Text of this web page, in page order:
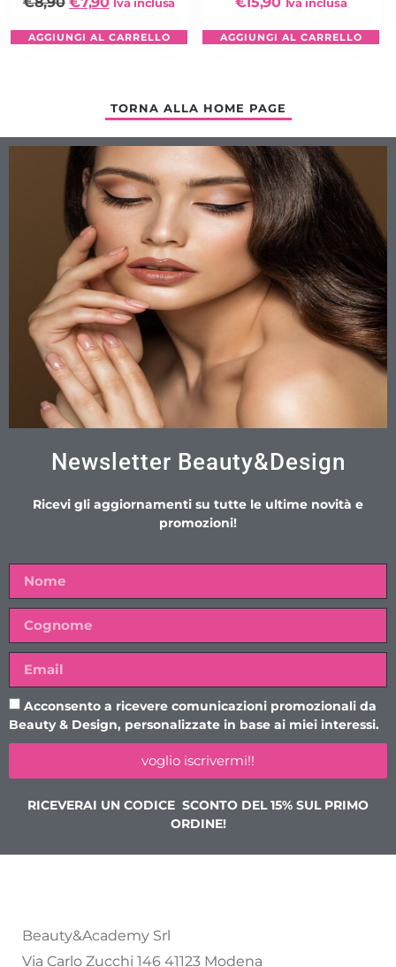
Iva inclusa
AGGIUNGI AL CARRELLO
Iva inclusa
AGGIUNGI AL CARRELLO
TORNA ALLA HOME PAGE
Newsletter Beauty&Design
Ricevi gli aggiornamenti su tutte le ultime novità e
promozioni!
Acconsento a ricevere comunicazioni promozionali da
Beauty & Design, personalizzate in base ai miei interessi.
voglio iscrivermi!!
RICEVERAI UN CODICE SCONTO DEL 15% SUL PRIMO
ORDINE!
Beauty&Academy Srl
Via Carlo Zucchi 146 41123 Modena